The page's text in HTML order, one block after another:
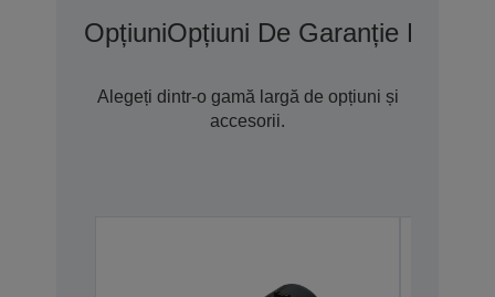
OpțiuniOpțiuni De Garanție
Alegeți dintr-o gamă largă de opțiuni și
accesorii.